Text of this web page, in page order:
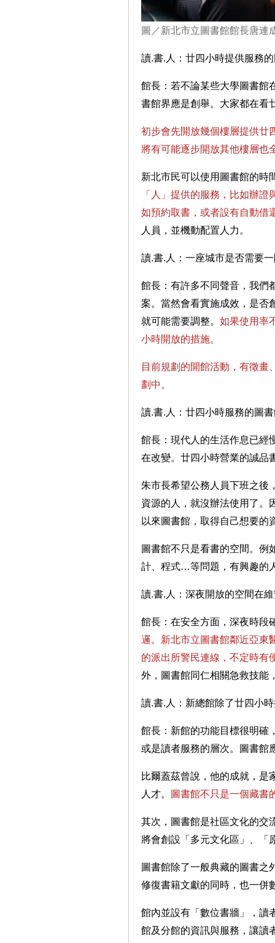
圖／新北市立圖書館館長唐連
讀.書.人：廿四小時提供服務
館長：若不論某些大學圖書館
書館界應是創舉。大家都在看
初步會先開放幾個樓層提供廿
將有可能逐步開放其他樓層也
新北市民可以使用圖書館的時
「人」提供的服務，比如辦
如預約取書，或者設有自動借
人員，並機動配置人力。
讀.書.人：一座城市是否需要
館長：有許多不同聲音，我們
案。當然會看實施成效，是否
就可能需要調整。 如果使用率
小時開放的措施。
目前規劃的開館活動，有徵畫
劃中。
讀.書.人：廿四小時服務的圖
館長：現代人的生活作息已經
在改變。廿四小時營業的誠品
朱市長希望公務人員下班之後
資源的人，就沒辦法使用了。
以來圖書館，取得自己想要的
圖書館不只是看書的空間。例
計、程式…等問題，有興趣的
讀.書.人：深夜開放的空間在
館長：在安全方面，深夜時段
邏。新北市立圖書館鄰近亞東
的派出所警民連線，不定時有
外，圖書館同仁相關急救技能
讀.書.人：新總館除了廿四小
館長：新館的功能目標很明確
或是讀者服務的層次。圖書館
比爾蓋茲曾說，他的成就，是
人才。
圖書館不只是一個藏書
其次，圖書館是社區文化的交
將會創設「多元文化區」、「
圖書館除了一般典藏的圖書之
修復書籍文獻的同時，也一併
館內並設有「數位書牆」，讀
館及分館的資訊與服務，讓讀